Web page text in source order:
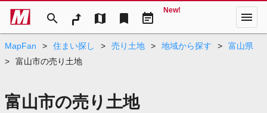
search map bookmark event_note
New! menu
MapFan > 住まい探し > 売り土地 > 地域から探す >
富山県
>
富山市の売り土地
富山市の売り土地